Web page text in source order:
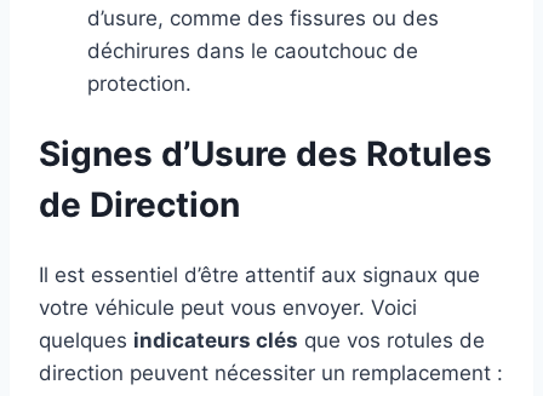
d’usure, comme des fissures ou des
déchirures dans le caoutchouc de
protection.
Signes d’Usure des Rotules
de Direction
Il est essentiel d’être attentif aux signaux que
votre véhicule peut vous envoyer. Voici
quelques indicateurs clés que vos rotules de
direction peuvent nécessiter un remplacement :